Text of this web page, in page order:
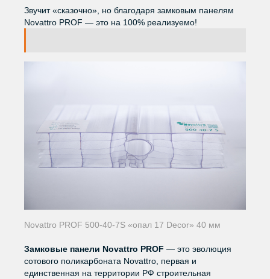
Звучит «сказочно», но благодаря замковым панелям
Novattro PROF — это на 100% реализуемо!
Novattro PROF 500-40-7S «опал 17 Decor» 40 мм
Замковые панели Novattro PROF — это эволюция
сотового поликарбоната Novattro, первая и
единственная на территории РФ строительная
Узнать больше о